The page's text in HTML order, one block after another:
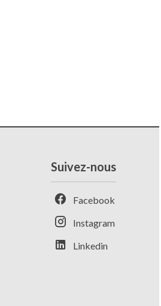
Suivez-nous
Facebook
Instagram
Linkedin